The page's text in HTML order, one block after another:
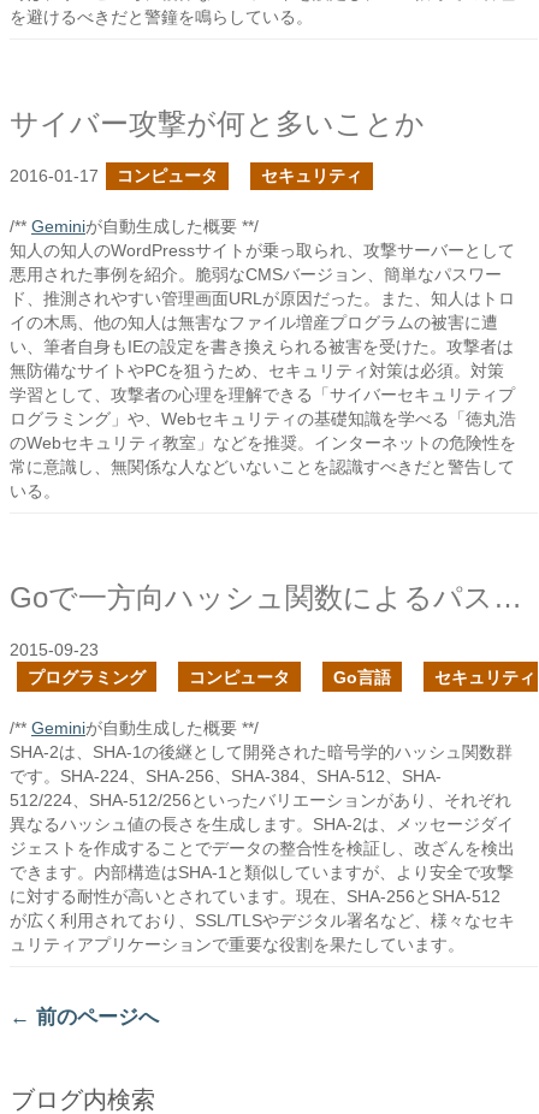
を避けるべきだと警鐘を鳴らしている。
サイバー攻撃が何と多いことか
2016-01-17 コンピュータ セキュリティ
/** Geminiが自動生成した概要 **/
知人の知人のWordPressサイトが乗っ取られ、攻撃サーバーとして
悪用された事例を紹介。脆弱なCMSバージョン、簡単なパスワー
ド、推測されやすい管理画面URLが原因だった。また、知人はトロ
イの木馬、他の知人は無害なファイル増産プログラムの被害に遭
い、筆者自身もIEの設定を書き換えられる被害を受けた。攻撃者は
無防備なサイトやPCを狙うため、セキュリティ対策は必須。対策
学習として、攻撃者の心理を理解できる「サイバーセキュリティプ
ログラミング」や、Webセキュリティの基礎知識を学べる「徳丸浩
のWebセキュリティ教室」などを推奨。インターネットの危険性を
常に意識し、無関係な人などいないことを認識すべきだと警告して
いる。
Goで一方向ハッシュ関数によるパスワードの暗号化を書いてみた
2015-09-23
プログラミング
コンピュータ Go言語 セキュリティ
/** Geminiが自動生成した概要 **/
SHA-2は、SHA-1の後継として開発された暗号学的ハッシュ関数群
です。SHA-224、SHA-256、SHA-384、SHA-512、SHA-
512/224、SHA-512/256といったバリエーションがあり、それぞれ
異なるハッシュ値の長さを生成します。SHA-2は、メッセージダイ
ジェストを作成することでデータの整合性を検証し、改ざんを検出
できます。内部構造はSHA-1と類似していますが、より安全で攻撃
に対する耐性が高いとされています。現在、SHA-256とSHA-512
が広く利用されており、SSL/TLSやデジタル署名など、様々なセキ
ュリティアプリケーションで重要な役割を果たしています。
← 前のページへ
ブログ内検索